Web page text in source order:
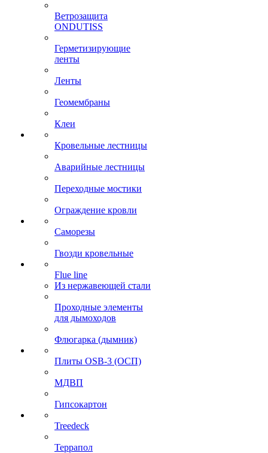
Ветрозащита
ONDUTISS
Герметизирующие
ленты
Ленты
Геомембраны
Клеи
Кровельные лестницы
Аварийные лестницы
Переходные мостики
Ограждение кровли
Саморезы
Гвозди кровельные
Flue line
Из нержавеющей стали
Проходные элементы
для дымоходов
Флюгарка (дымник)
Плиты OSB-3 (ОСП)
МДВП
Гипсокартон
Treedeck
Террапол